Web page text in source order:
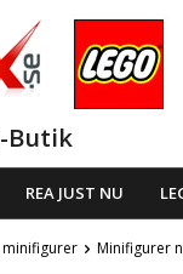
Butik
REA JUST NU
minifigurer Minifigurer